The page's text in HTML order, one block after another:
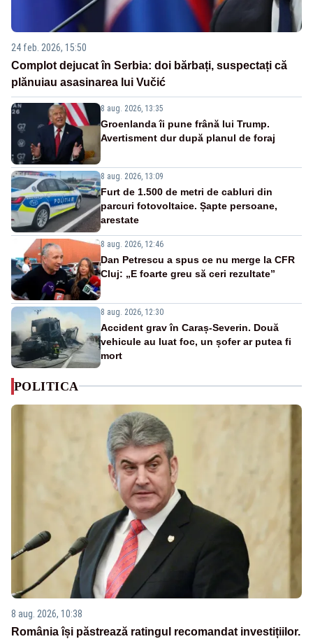
24 feb. 2026, 15:50
Complot dejucat în Serbia: doi bărbați, suspectați că
plănuiau asasinarea lui Vučić
8 aug. 2026, 13:35
Groenlanda îi pune frână lui Trump.
Avertisment dur după planul de foraj
8 aug. 2026, 13:09
Furt de 1.500 de metri de cabluri din
parcuri fotovoltaice. Șapte persoane,
arestate
8 aug. 2026, 12:46
Dan Petrescu a spus ce nu merge la CFR
Cluj: „E foarte greu să ceri rezultate”
8 aug. 2026, 12:30
Accident grav în Caraș-Severin. Două
vehicule au luat foc, un șofer ar putea fi
mort
POLITICA
8 aug. 2026, 10:38
România își păstrează ratingul recomandat investițiilor.